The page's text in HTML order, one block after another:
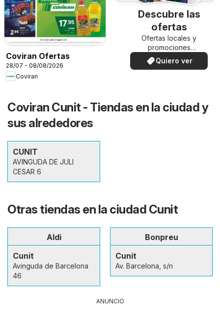
Coviran Ofertas
28/07 - 08/08/2026
Coviran
Descubre las
ofertas
Ofertas locales y
promociones
especiales.
Quiero ver
Coviran Cunit - Tiendas en la ciudad y
sus alrededores
CUNIT
AVINGUDA DE JULI
CESAR 6
Otras tiendas en la ciudad Cunit
Aldi
Cunit
Avinguda de Barcelona
46
Bonpreu
Cunit
Av. Barcelona, s/n
ANUNCIO